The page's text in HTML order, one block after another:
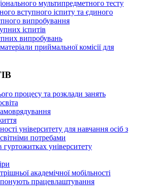
мультипредметного тесту
вступного іспиту та єдиного
випробування
іспитів
випробувань
приймальної комісії для
процесу та розклади занять
університету для навчання осіб з
потребами
університету
академічної мобільності
працевлаштування